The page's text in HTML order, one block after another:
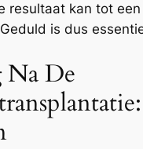
resultaat kan tot
is dus
De